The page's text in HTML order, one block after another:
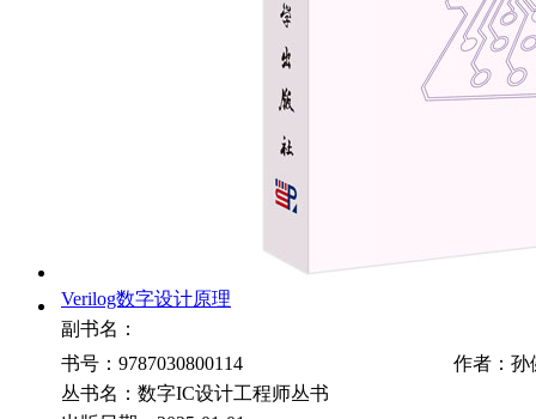
Verilog数字设计原理
副书名：
书号：9787030800114
作者：孙
丛书名：数字IC设计工程师丛书